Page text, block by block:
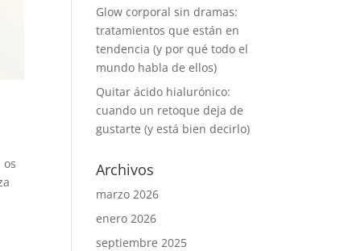
os
Glow corporal sin dramas:
tratamientos que están en
tendencia (y por qué todo el
mundo habla de ellos)
Quitar ácido hialurónico:
cuando un retoque deja de
gustarte (y está bien decirlo)
Archivos
marzo 2026
enero 2026
septiembre 2025